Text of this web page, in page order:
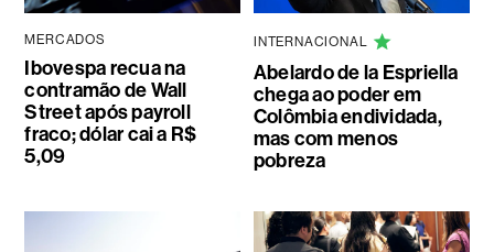
MERCADOS
Ibovespa recua na
contramão de Wall
Street após payroll
fraco; dólar cai a R$
5,09
INTERNACIONAL
Abelardo de la Espriella
chega ao poder em
Colômbia endividada,
mas com menos
pobreza